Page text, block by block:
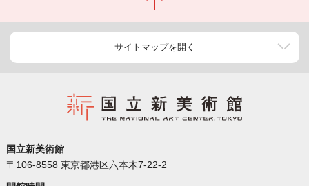
サイトマップを開く
国立新美術館
〒106-8558 東京都港区六本木7-22-2